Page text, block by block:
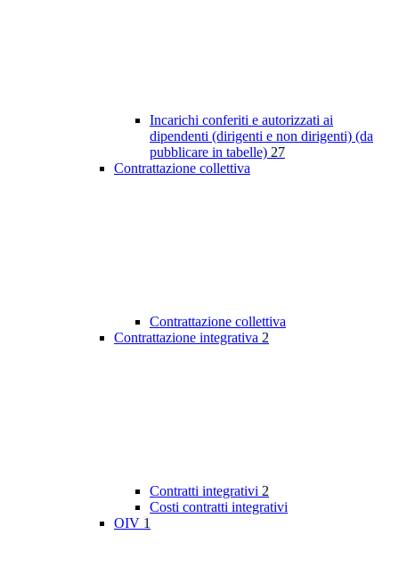
Incarichi conferiti e autorizzati ai
dipendenti (dirigenti e non dirigenti) (da
pubblicare in tabelle) 27
Contrattazione collettiva
Contrattazione collettiva
Contrattazione integrativa 2
Contratti integrativi 2
Costi contratti integrativi
OIV 1